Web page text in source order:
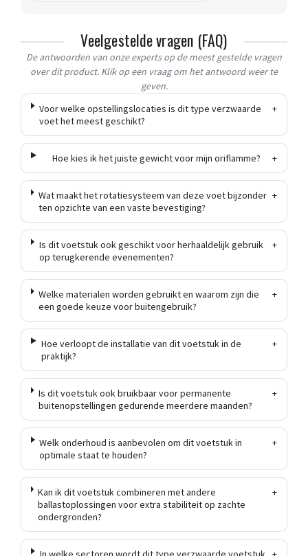
Veelgestelde vragen (FAQ)
De antwoorden van onze experts op de meest gestelde vragen
over dit product. Klik op een vraag om het antwoord weer te
geven.
Voor welke opstellingslocaties is dit type verzwaarde
voet het meest geschikt?
+
Hoe kies ik het juiste gewicht voor mijn oriflamme? +
Wat maakt het rotatiesysteem van deze voet bijzonder
ten opzichte van een vaste bevestiging?
+
Is dit voetstuk ook geschikt voor herhaaldelijk gebruik
op terugkerende evenementen?
+
Welke materialen worden gebruikt en waarom zijn die
een goede keuze voor buitengebruik?
+
Hoe verloopt de installatie van dit voetstuk in de
praktijk?
+
Is dit voetstuk ook bruikbaar voor permanente
buitenopstellingen gedurende meerdere maanden?
+
Welk onderhoud is aanbevolen om dit voetstuk in
optimale staat te houden?
+
Kan ik dit voetstuk combineren met andere
ballastoplossingen voor extra stabiliteit op zachte
ondergronden?
+